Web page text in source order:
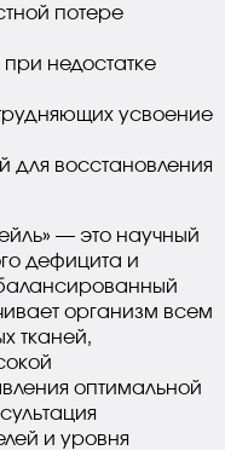
потере
недостатке
усвоение
для восстановления
— это научный
дефицита и
организм всем
тканей,
оптимальной
и уровня